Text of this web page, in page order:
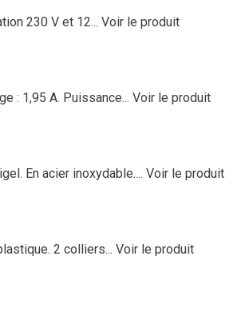
230 V et 12... Voir le produit
: 1,95 A. Puissance... Voir le produit
En acier inoxydable.... Voir le produit
2 colliers... Voir le produit